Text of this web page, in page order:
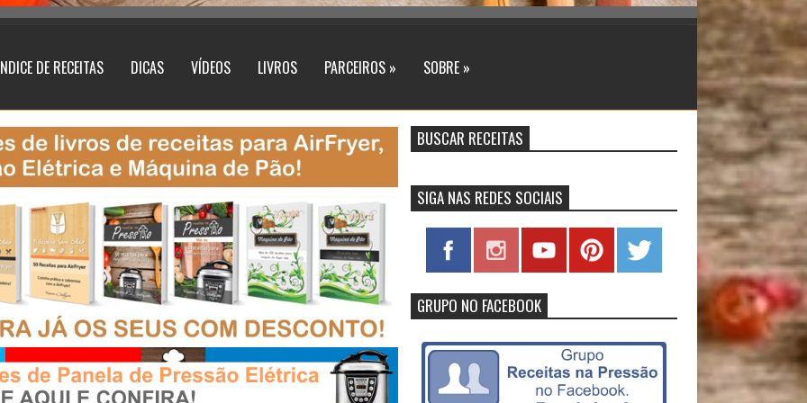
DE RECEITAS DICAS VÍDEOS LIVROS PARCEIROS » SOBRE »
BUSCAR RECEITAS
SIGA NAS REDES SOCIAIS
GRUPO NO FACEBOOK